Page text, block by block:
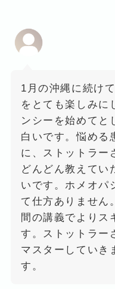
1月の沖縄に続け
をとても楽しみに
ンシーを始めてと
白いです。悩める
に、ストットラー
どんどん教えてい
いです。ホメオパ
て仕方ありません
間の講義でよりス
す。ストットラー
マスターしていき
す。